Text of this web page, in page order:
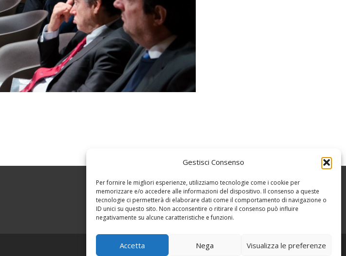
Gestisci Consenso
Per fornire le migliori esperienze, utilizziamo tecnologie come i cookie per
memorizzare e/o accedere alle informazioni del dispositivo. Il consenso a queste
tecnologie ci permetterà di elaborare dati come il comportamento di navigazione o
ID unici su questo sito. Non acconsentire o ritirare il consenso può influire
negativamente su alcune caratteristiche e funzioni.
Accetta Nega Visualizza le preferenze
Powered by WordPress